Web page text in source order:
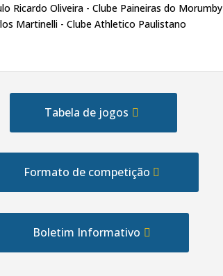
Ricardo Oliveira - Clube Paineiras do Morumby
Martinelli - Clube Athletico Paulistano
Tabela de jogos
Formato de competição
Boletim Informativo